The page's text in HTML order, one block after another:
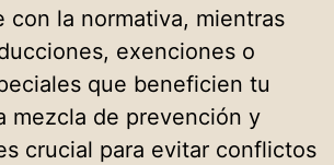
con la normativa, mientras
exenciones o
que beneficien tu
mezcla de prevención y
crucial para evitar conflictos